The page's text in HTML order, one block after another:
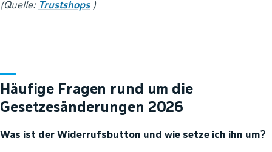
(Quelle: Trustshops)
Häufige Fragen rund um die
Gesetzesänderungen 2026
Was ist der Widerrufsbutton und wie setze ich ihn um?